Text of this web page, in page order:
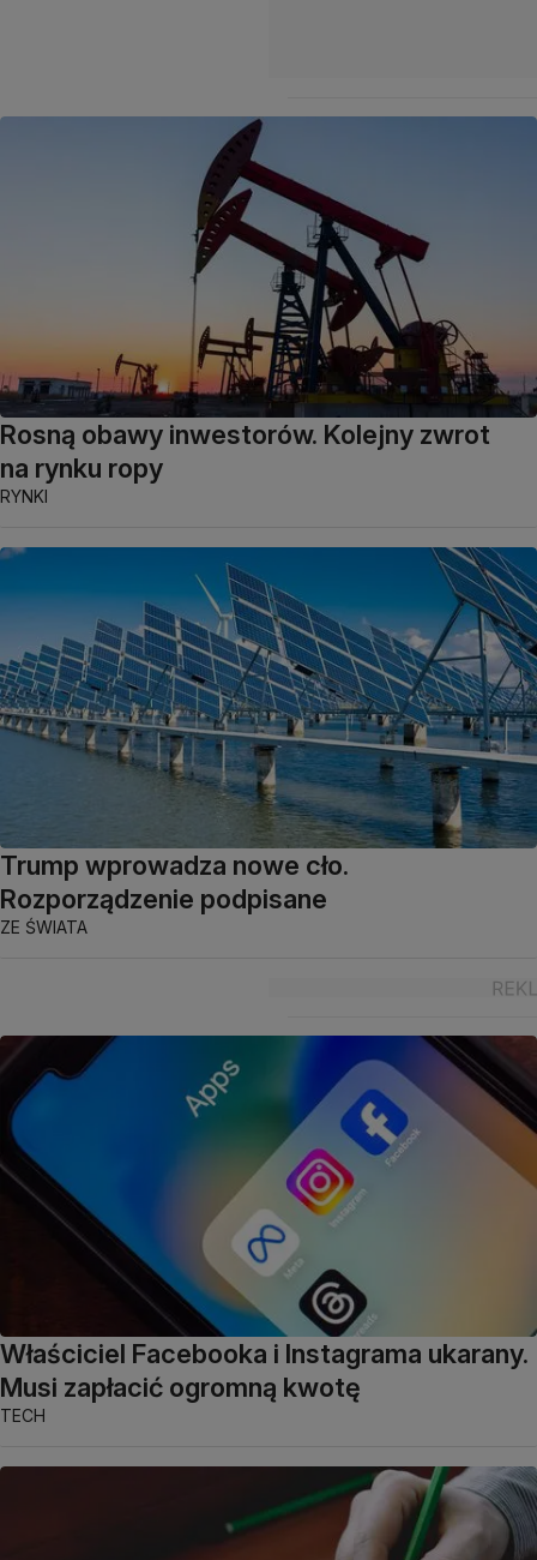
Rosną obawy inwestorów. Kolejny zwrot
na rynku ropy
RYNKI
Trump wprowadza nowe cło.
Rozporządzenie podpisane
ZE ŚWIATA
Właściciel Facebooka i Instagrama ukarany.
Musi zapłacić ogromną kwotę
TECH